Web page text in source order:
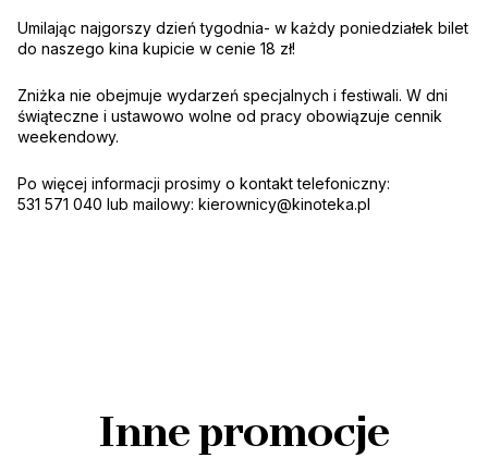
Umilając najgorszy dzień tygodnia- w każdy poniedziałek bilet
do naszego kina kupicie w cenie 18 zł!
Zniżka nie obejmuje wydarzeń specjalnych i festiwali. W dni
świąteczne i ustawowo wolne od pracy obowiązuje cennik
weekendowy.
Po więcej informacji prosimy o kontakt telefoniczny:
531 571 040 lub mailowy: kierownicy@kinoteka.pl
Inne promocje